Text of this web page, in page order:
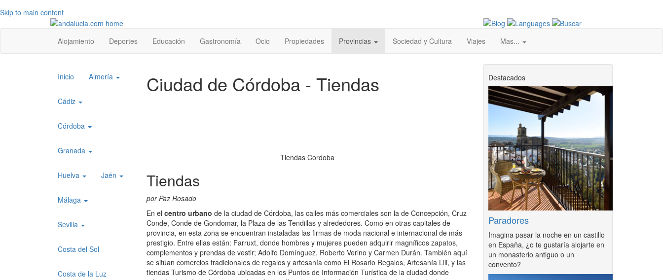
Skip to main content
Top
level
menu
Alojamiento Deportes Educación Gastronomía Ocio Propiedades Provincias Sociedad y Cultura Viajes Mas...
Ciudad de Córdoba - Tiendas
Tiendas Cordoba
Tiendas
por Paz Rosado
En el centro urbano de la ciudad de Córdoba, las calles más comerciales son la de Concepción, Cruz
Conde, Conde de Gondomar, la Plaza de las Tendillas y alrededores. Como en otras capitales de
provincia, en esta zona se encuentran instaladas las firmas de moda nacional e internacional de más
prestigio. Entre ellas están: Farruxt, donde hombres y mujeres pueden adquirir magníficos zapatos,
complementos y prendas de vestir; Adolfo Domínguez, Roberto Verino y Carmen Durán. También aquí
se sitúan comercios tradicionales de regalos y artesanía como El Rosario Regalos, Artesanía Lili, y las
tiendas Turismo de Córdoba ubicadas en los Puntos de Información Turística de la ciudad donde
Top
menu
1
Inicio Almería
Cádiz
Córdoba
Granada
Huelva Jaén
Málaga
Sevilla
Costa del Sol
Costa de la Luz
Destacados
Paradores
Imagina pasar la noche en un castillo
en España, ¿o te gustaría alojarte en
un monasterio antiguo o un
convento?